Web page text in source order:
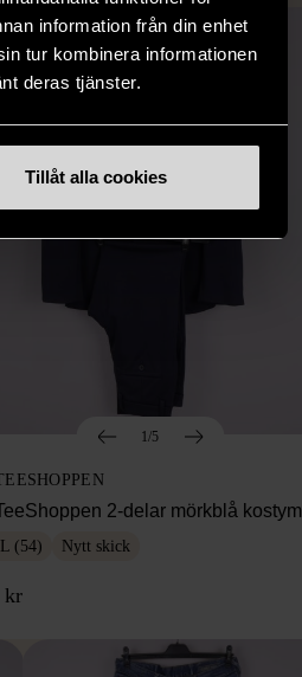
information från din enhet
tur kombinera informationen
deras tjänster.
Tillåt alla cookies
1/5
2-delar mörkblå kostym
(54) Nytt skick
kr